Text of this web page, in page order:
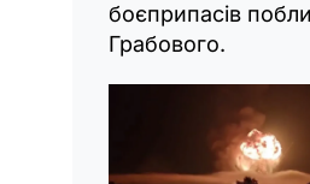
боєприпасів
Грабового.